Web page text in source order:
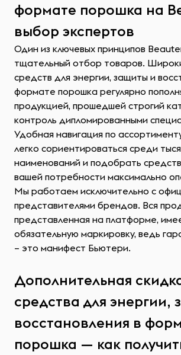
формате порошка на
выбор экспертов
Один из ключевых принципов
тщательный отбор товаров.
средств для энергии, защиты и
формате порошка регулярно
продукцией, прошедшей строгий
контроль дипломированными
Удобная навигация по
легко сориентироваться среди
наименований и подобрать
вашей потребности максимально
Мы работаем исключительно с
представителями брендов. Вся
представленная на платформе,
обязательную маркировку, ведь
– это манифест Бьютери.
Дополнительная
средства для энергии,
восстановления в
порошка — как